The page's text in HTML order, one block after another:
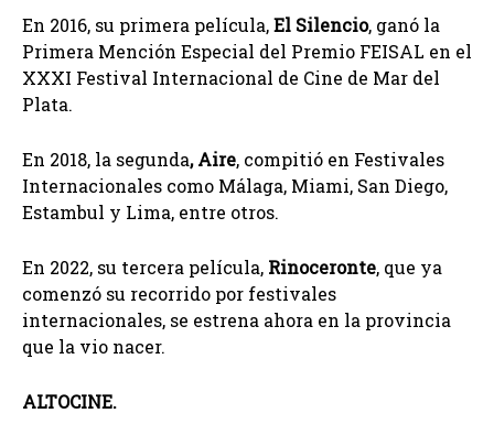
En 2016, su primera película,El Silencio, ganó la
Primera Mención Especial del Premio FEISAL en el
XXXI Festival Internacional de Cine de Mar del
Plata.
En 2018, la segunda, Aire, compitió en Festivales
Internacionales como Málaga, Miami, San Diego,
Estambul y Lima, entre otros.
En 2022, su tercera película, Rinoceronte, que ya
comenzó su recorrido por festivales
internacionales, se estrena ahora en la provincia
que la vio nacer.
ALTOCINE.